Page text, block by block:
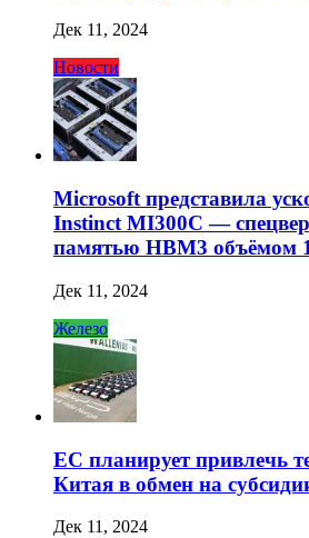
Дек 11, 2024
Новости
Microsoft представила
Instinct MI300C —
памятью HBM3 объёмом
Дек 11, 2024
Железо
ЕС планирует привлечь
Китая в обмен на
Дек 11, 2024